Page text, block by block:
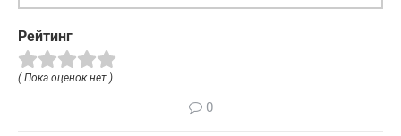
Рейтинг
( Пока оценок нет )
0